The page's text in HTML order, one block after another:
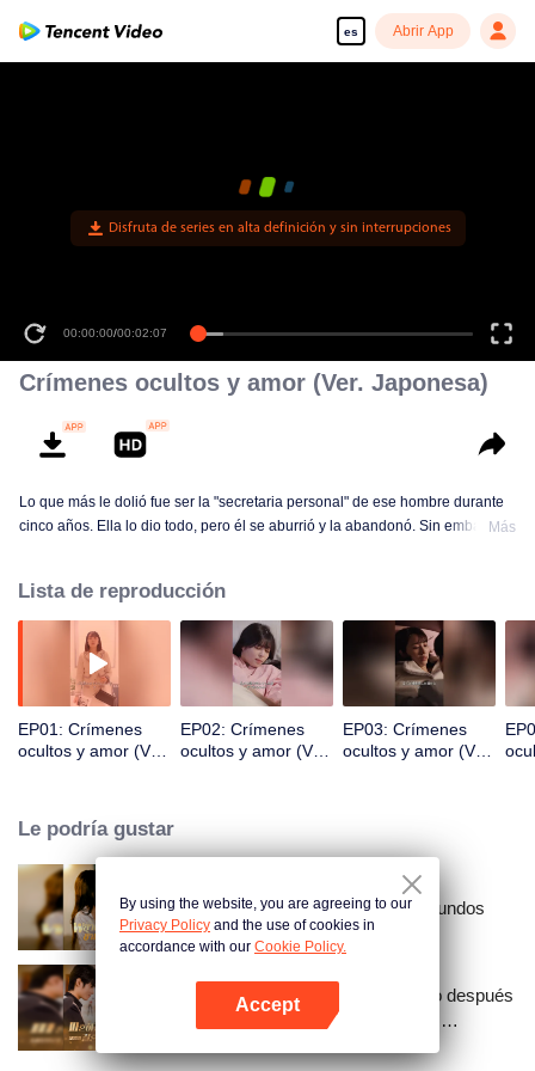
es Abrir App
Disfruta de series en alta definición y sin interrupciones
00:00:00/00:02:07
Crímenes ocultos y amor (Ver. Japonesa)
Lo que más le dolió fue ser la "secretaria personal" de ese hombre durante
cinco años. Ella lo dio todo, pero él se aburrió y la abandonó. Sin embargo,
quien no veía hace años, era el hombre más rico del mundo!
Más
Lista de reproducción
EP01: Crímenes
ocultos y amor (Ver.
EP02: Crímenes
ocultos y amor (Ver.
EP03: Crímenes
ocultos y amor (Ver.
Le podría gustar
Resentimiento a través de los mundos
¡¿Me casé con un magnate justo después
de romper el compromiso?! (Ver.
By using the website, you are agreeing to our
Privacy Policy and the use of cookies in
accordance with our Cookie Policy.
Accept